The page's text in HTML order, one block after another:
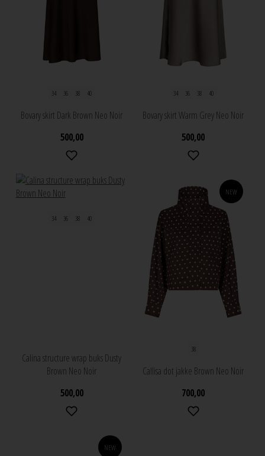
34 36 38 40
Bovary skirt Dark Brown Neo Noir
500,00
34 36 38 40
Bovary skirt Warm Grey Neo Noir
500,00
34 36 38 40
Calina structure wrap buks Dusty
Brown Neo Noir
500,00
NEW
38
Callisa dot jakke Brown Neo Noir
700,00
NEW